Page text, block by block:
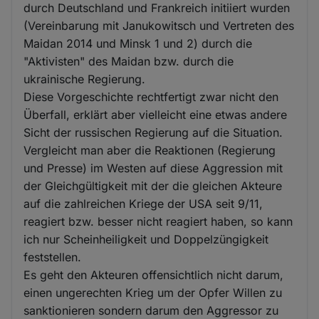
durch Deutschland und Frankreich initiiert wurden
(Vereinbarung mit Janukowitsch und Vertreten des
Maidan 2014 und Minsk 1 und 2) durch die
"Aktivisten" des Maidan bzw. durch die
ukrainische Regierung.
Diese Vorgeschichte rechtfertigt zwar nicht den
Überfall, erklärt aber vielleicht eine etwas andere
Sicht der russischen Regierung auf die Situation.
Vergleicht man aber die Reaktionen (Regierung
und Presse) im Westen auf diese Aggression mit
der Gleichgültigkeit mit der die gleichen Akteure
auf die zahlreichen Kriege der USA seit 9/11,
reagiert bzw. besser nicht reagiert haben, so kann
ich nur Scheinheiligkeit und Doppelzüngigkeit
feststellen.
Es geht den Akteuren offensichtlich nicht darum,
einen ungerechten Krieg um der Opfer Willen zu
sanktionieren sondern darum den Aggressor zu